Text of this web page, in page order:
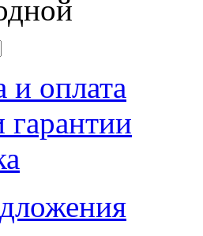
и оплата
гарантии